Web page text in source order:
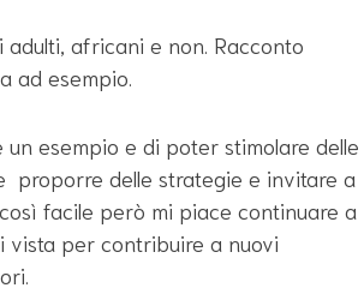
africani e non. Racconto
ad esempio.
esempio e di poter stimolare delle
proporre delle strategie e invitare a
facile però mi piace continuare a
vista per contribuire a nuovi